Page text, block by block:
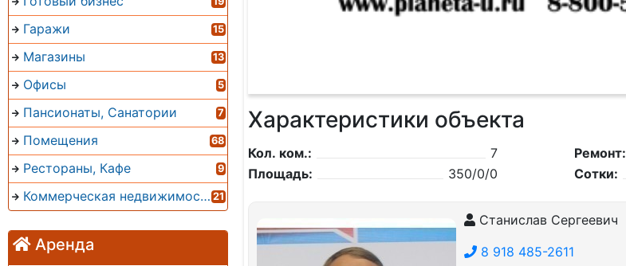
Гаражи 15
Магазины 13
Офисы 5
Пансионаты, Санатории 7
Помещения 68
Рестораны, Кафе 9
Коммерческая недвижимость 21
Аренда
Характеристики объекта
Кол. ком.:
7
Площадь:
350/0/0
Ремонт:
Сотки:
Станислав Сергеевич
8 918 485-2611